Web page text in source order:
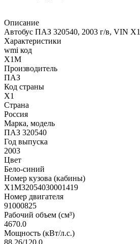
Описание
Автобус ПАЗ 320540, 2003 г/в, VIN
Характеристики
wmi код
X1M
Производитель
ПАЗ
Код страны
X1
Страна
Россия
Марка, модель
ПАЗ 320540
Год выпуска
2003
Цвет
Бело-синий
Номер кузова (кабины)
X1M32054030001419
Номер двигателя
91000825
Рабочий объем (см³)
4670.0
Мощность (кВт/л.с.)
88.26/120.0